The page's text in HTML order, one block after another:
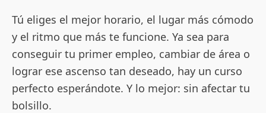
Tú eliges el mejor horario, el lugar más cómodo
y el ritmo que más te funcione. Ya sea para
conseguir tu primer empleo, cambiar de área o
lograr ese ascenso tan deseado, hay un curso
perfecto esperándote. Y lo mejor: sin afectar tu
bolsillo.